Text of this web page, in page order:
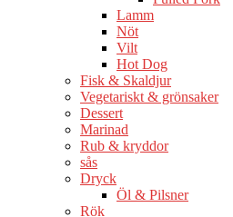
Lamm
Nöt
Vilt
Hot Dog
Fisk & Skaldjur
Vegetariskt & grönsaker
Dessert
Marinad
Rub & kryddor
sås
Dryck
Öl & Pilsner
Rök